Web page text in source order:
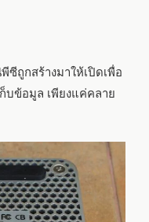
ซีถูกสร้างมาให้เปิดเพื่อ
บข้อมูล เพียงแค่คลาย